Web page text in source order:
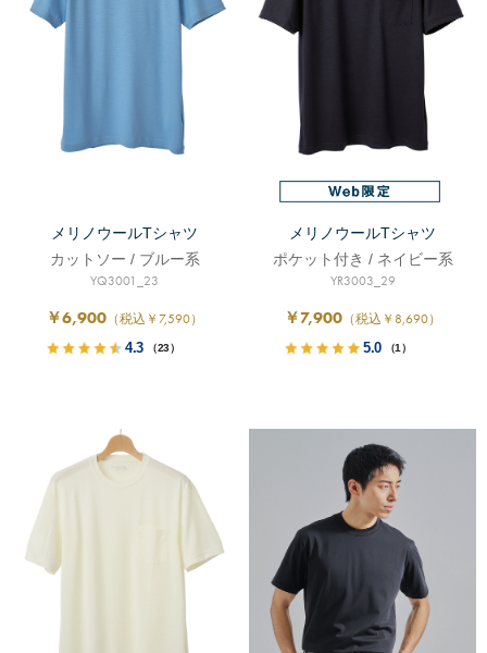
メリノウールTシャツ
カットソー / ブルー系
YQ3001_23
￥6,900 （税込￥7,590）
4.3 （23）
メリノウールTシャツ
ポケット付き / ネイビー系
YR3003_29
￥7,900 （税込￥8,690）
5.0 （1）